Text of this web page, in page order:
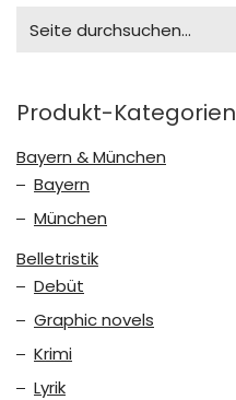
for:
Produkt-Kategorien
Bayern & München
Bayern
München
Belletristik
Debüt
Graphic novels
Krimi
Lyrik